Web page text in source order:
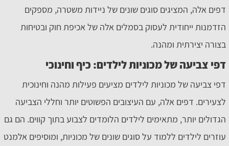
דפים אלה, המציגים סוגים שונים של ניידות משטרה, מספקים
הזדמנות ייחודית לעסוק בסמלים אלה של אכיפת חוק ובטיחות
בצורה יצירתית ומהנה.
דפי צביעה של מכוניות לילדים: כיף וחינוכי
דפי צביעה של מכוניות לילדים מציעים פעילות מהנה וחינוכית
לצעירים. דפים אלה, עם העיצובים הפשוטים יותר וחללי הצביעה
הגדולים יותר, מתאימים לילדים הלומדים לצבוע בתוך קווים. הם גם
עוזרים לילדים ללמוד על סוגים שונים של מכוניות, ומוסיפים אלמנט